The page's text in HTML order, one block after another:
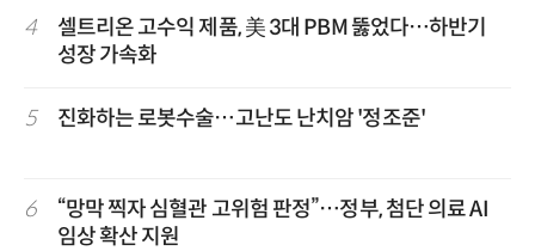
4
셀트리온 고수익 제품, 美 3대 PBM 뚫었다…하반기
성장 가속화
5 진화하는 로봇수술…고난도 난치암 '정조준'
6
“망막 찍자 심혈관 고위험 판정”…정부, 첨단 의료 AI
임상 확산 지원